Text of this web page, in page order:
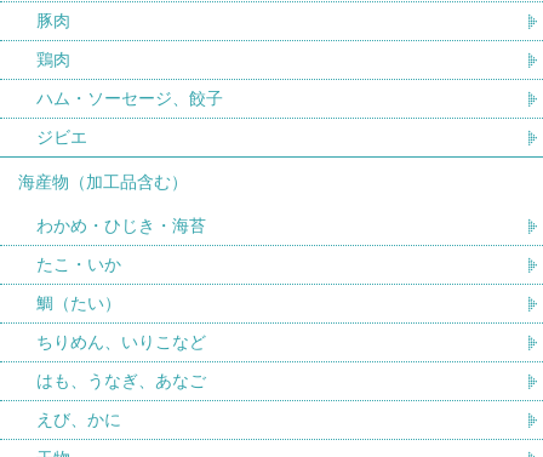
豚肉
鶏肉
ハム・ソーセージ、餃子
ジビエ
海産物（加工品含む）
わかめ・ひじき・海苔
たこ・いか
鯛（たい）
ちりめん、いりこなど
はも、うなぎ、あなご
えび、かに